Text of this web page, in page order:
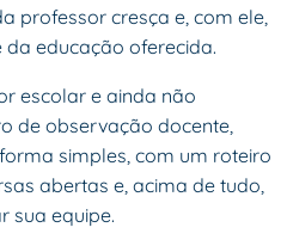
professor cresça e, com ele,
educação oferecida.
escolar e ainda não
de observação docente,
simples, com um roteiro
abertas e, acima de tudo,
sua equipe.